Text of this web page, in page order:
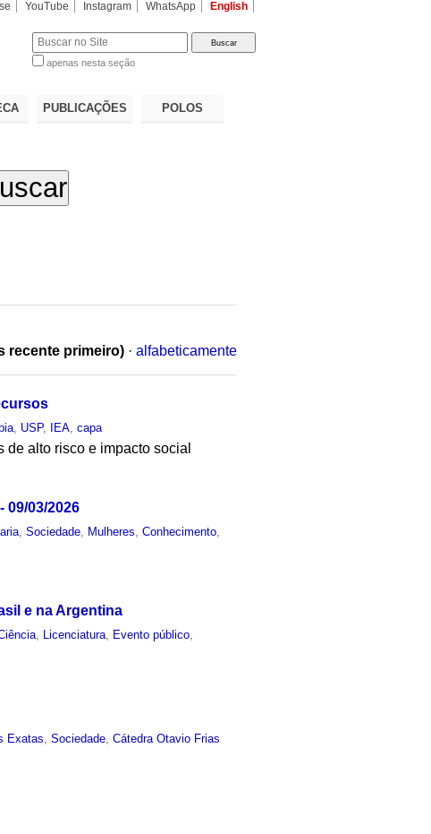
YouTube Instagram WhatsApp English
apenas nesta seção
PUBLICAÇÕES POLOS
recente primeiro) · alfabeticamente
USP, IEA ,capa
alto risco e impacto social
09/03/2026
,Sociedade Mulheres ,Conhecimento
e na Argentina
, Licenciatura, Evento público,
Exatas,Sociedade,Cátedra Otavio Frias